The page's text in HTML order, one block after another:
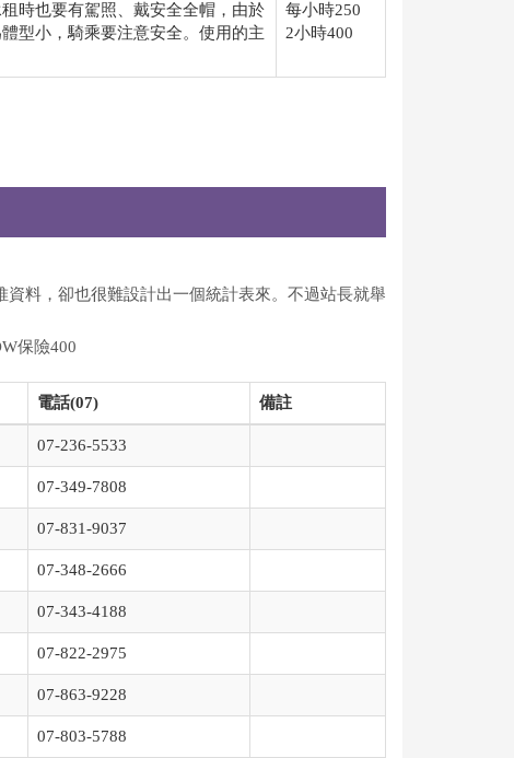
時也要有駕照、戴安全全帽，由於
型小，騎乘要注意安全。使用的主
每小時250
2小時400
料，卻也很難設計出一個統計表來。不過站長就舉
保險400
電話(07) 備註
07-236-5533
07-349-7808
07-831-9037
07-348-2666
07-343-4188
07-822-2975
07-863-9228
07-803-5788